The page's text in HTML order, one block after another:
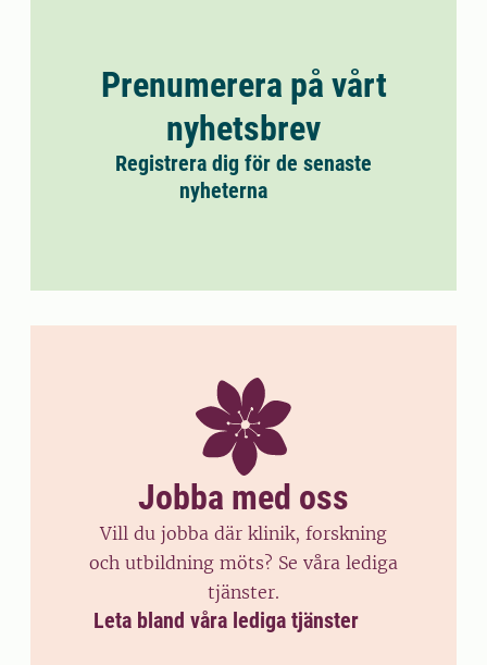
Prenumerera på vårt
nyhetsbrev
Registrera dig för de senaste
nyheterna
Jobba med oss
Vill du jobba där klinik, forskning
och utbildning möts? Se våra lediga
tjänster.
Leta bland våra lediga tjänster